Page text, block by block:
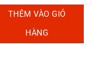
sản
phẩm
là:
749.000 VND.
THÊM VÀO GIỎ
HÀNG